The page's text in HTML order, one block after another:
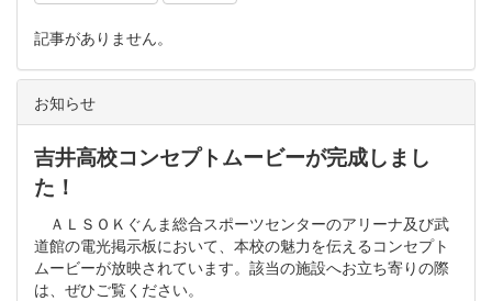
記事がありません。
お知らせ
吉井高校コンセプトムービーが完成しまし
た！
ＡＬＳＯＫぐんま総合スポーツセンターのアリーナ及び武
道館の電光掲示板において、本校の魅力を伝えるコンセプト
ムービーが放映されています。該当の施設へお立ち寄りの際
は、ぜひご覧ください。